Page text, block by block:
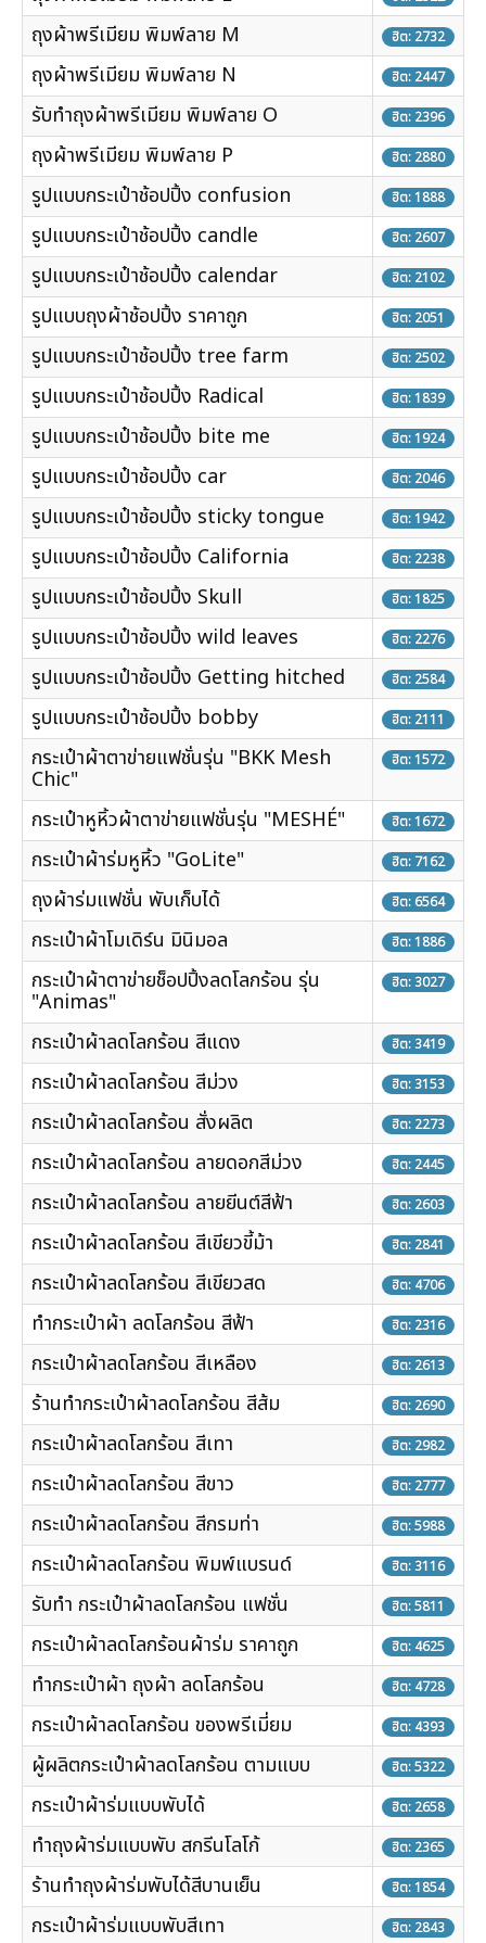
ถุงผ้าพรีเมียม พิมพ์ลาย M ฮิต: 2732
ถุงผ้าพรีเมียม พิมพ์ลาย N ฮิต: 2447
รับทำถุงผ้าพรีเมียม พิมพ์ลาย O ฮิต: 2396
ถุงผ้าพรีเมียม พิมพ์ลาย P ฮิต: 2880
รูปแบบกระเป๋าช้อปปิ้ง confusion ฮิต: 1888
รูปแบบกระเป๋าช้อปปิ้ง candle ฮิต: 2607
รูปแบบกระเป๋าช้อปปิ้ง calendar ฮิต: 2102
รูปแบบถุงผ้าช้อปปิ้ง ราคาถูก ฮิต: 2051
รูปแบบกระเป๋าช้อปปิ้ง tree farm ฮิต: 2502
รูปแบบกระเป๋าช้อปปิ้ง Radical ฮิต: 1839
รูปแบบกระเป๋าช้อปปิ้ง bite me ฮิต: 1924
รูปแบบกระเป๋าช้อปปิ้ง car ฮิต: 2046
รูปแบบกระเป๋าช้อปปิ้ง sticky tongue ฮิต: 1942
รูปแบบกระเป๋าช้อปปิ้ง California ฮิต: 2238
รูปแบบกระเป๋าช้อปปิ้ง Skull ฮิต: 1825
รูปแบบกระเป๋าช้อปปิ้ง wild leaves ฮิต: 2276
รูปแบบกระเป๋าช้อปปิ้ง Getting hitched ฮิต: 2584
รูปแบบกระเป๋าช้อปปิ้ง bobby ฮิต: 2111
กระเป๋าผ้าตาข่ายแฟชั่นรุ่น "BKK Mesh
Chic"
ฮิต: 1572
กระเป๋าหูหิ้วผ้าตาข่ายแฟชั่นรุ่น "MESHÉ" ฮิต: 1672
กระเป๋าผ้าร่มหูหิ้ว "GoLite" ฮิต: 7162
ถุงผ้าร่มแฟชั่น พับเก็บได้ ฮิต: 6564
กระเป๋าผ้าโมเดิร์น มินิมอล ฮิต: 1886
กระเป๋าผ้าตาข่ายช็อปปิ้งลดโลกร้อน รุ่น
"Animas"
ฮิต: 3027
กระเป๋าผ้าลดโลกร้อน สีแดง ฮิต: 3419
กระเป๋าผ้าลดโลกร้อน สีม่วง ฮิต: 3153
กระเป๋าผ้าลดโลกร้อน สั่งผลิต ฮิต: 2273
กระเป๋าผ้าลดโลกร้อน ลายดอกสีม่วง ฮิต: 2445
กระเป๋าผ้าลดโลกร้อน ลายยีนต์สีฟ้า ฮิต: 2603
กระเป๋าผ้าลดโลกร้อน สีเขียวขี้ม้า ฮิต: 2841
กระเป๋าผ้าลดโลกร้อน สีเขียวสด ฮิต: 4706
ทำกระเป๋าผ้า ลดโลกร้อน สีฟ้า ฮิต: 2316
กระเป๋าผ้าลดโลกร้อน สีเหลือง ฮิต: 2613
ร้านทำกระเป๋าผ้าลดโลกร้อน สีส้ม ฮิต: 2690
กระเป๋าผ้าลดโลกร้อน สีเทา ฮิต: 2982
กระเป๋าผ้าลดโลกร้อน สีขาว ฮิต: 2777
กระเป๋าผ้าลดโลกร้อน สีกรมท่า ฮิต: 5988
กระเป๋าผ้าลดโลกร้อน พิมพ์แบรนด์ ฮิต: 3116
รับทำ กระเป๋าผ้าลดโลกร้อน แฟชั่น ฮิต: 5811
กระเป๋าผ้าลดโลกร้อนผ้าร่ม ราคาถูก ฮิต: 4625
ทำกระเป๋าผ้า ถุงผ้า ลดโลกร้อน ฮิต: 4728
กระเป๋าผ้าลดโลกร้อน ของพรีเมี่ยม ฮิต: 4393
ผู้ผลิตกระเป๋าผ้าลดโลกร้อน ตามแบบ ฮิต: 5322
กระเป๋าผ้าร่มแบบพับได้ ฮิต: 2658
ทำถุงผ้าร่มแบบพับ สกรีนโลโก้ ฮิต: 2365
ร้านทำถุงผ้าร่มพับได้สีบานเย็น ฮิต: 1854
กระเป๋าผ้าร่มแบบพับสีเทา ฮิต: 2843